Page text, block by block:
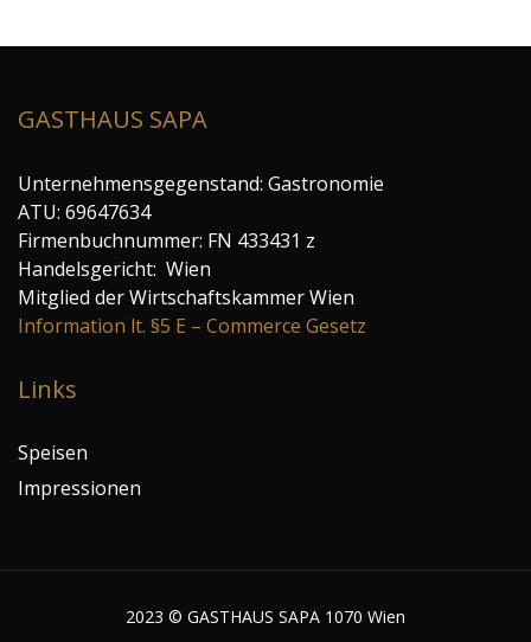
GASTHAUS SAPA
Unternehmensgegenstand: Gastronomie
ATU: 69647634
Firmenbuchnummer: FN 433431 z
Handelsgericht: Wien
Mitglied der Wirtschaftskammer Wien
Information lt. §5 E – Commerce Gesetz
Links
Speisen
Impressionen
2023 © GASTHAUS SAPA 1070 Wien